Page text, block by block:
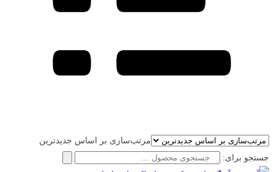
مرتب‌سازی بر اساس جدیدترین
جستجو برای: